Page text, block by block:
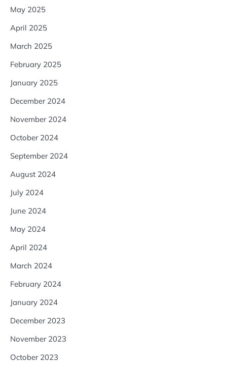
May 2025
April 2025
March 2025
February 2025
January 2025
December 2024
November 2024
October 2024
September 2024
August 2024
July 2024
June 2024
May 2024
April 2024
March 2024
February 2024
January 2024
December 2023
November 2023
October 2023